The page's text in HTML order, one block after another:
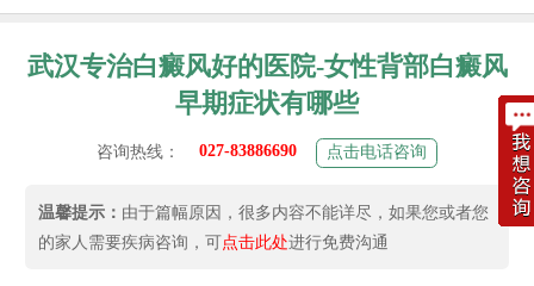
武汉专治白癜风好的医院-女性背部白癜风
早期症状有哪些
咨询热线： 027-83886690 点击电话咨询
温馨提示： 由于篇幅原因，很多内容不能详尽，如果您或者您
的家人需要疾病咨询，可点击此处进行免费沟通